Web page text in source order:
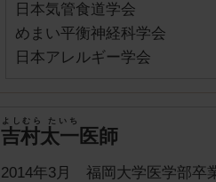
日本気管食道学会
めまい平衡神経科学会
日本アレルギー学会
吉村太一
よしむら たいち
医師
2014年3月 福岡大学医学部卒